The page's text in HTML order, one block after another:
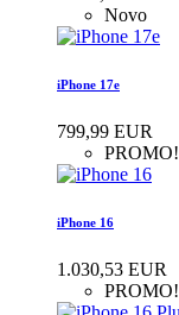
Novo
iPhone 17e
799,99 EUR
PROMO!
iPhone 16
1.030,53 EUR
PROMO!